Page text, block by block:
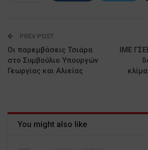
PREV POST
Οι παρεμβάσεις Τσιάρα
στο Συμβούλιο Υπουργών
Γεωργίας και Αλιείας
ΙΜΕ
You might also like